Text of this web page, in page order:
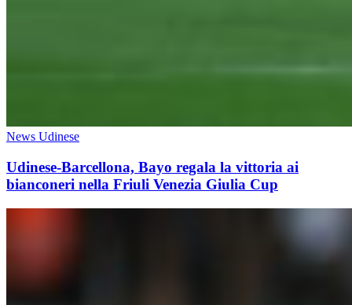
News Udinese
Udinese-Barcellona, Bayo regala la vittoria ai
bianconeri nella Friuli Venezia Giulia Cup